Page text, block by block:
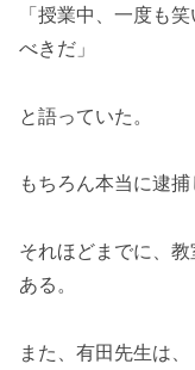
「授業中、一度も
べきだ」
と語っていた。
もちろん本当に逮捕
それほどまでに、
ある。
また、有田先生は、